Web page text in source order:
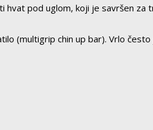
pod uglom, koji je savršen za
(multigrip chin up bar). Vrlo